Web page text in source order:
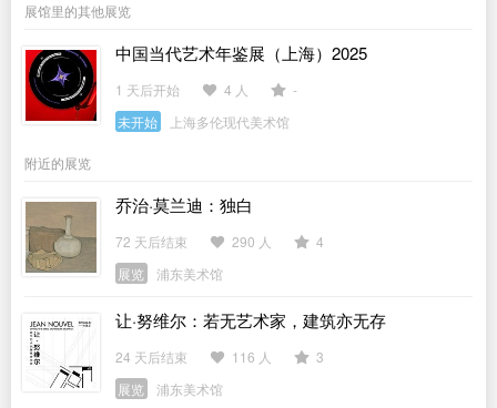
展馆里的其他展览
中国当代艺术年鉴展（上海）2025
1 天后开始 4 人
-
未开始
上海多伦现代美术馆
附近的展览
乔治·莫兰迪：独白
72 天后结束 290 人
4
展览
浦东美术馆
让·努维尔：若无艺术家，建筑亦无存
24 天后结束 116 人
3
展览
浦东美术馆